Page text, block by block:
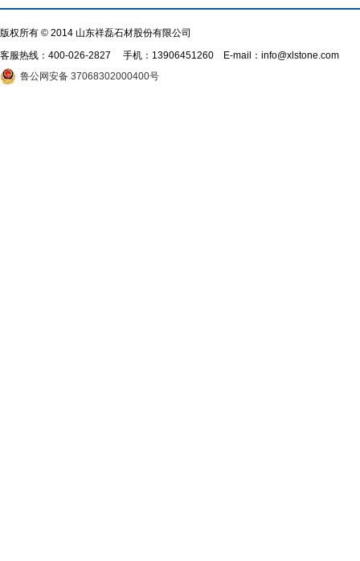
版权所有 © 2014 山东祥磊石材股份有限公司
客服热线： 400-026-2827 手机：13906451260 E-mail：info@xlstone.com
鲁公网安备 37068302000400号